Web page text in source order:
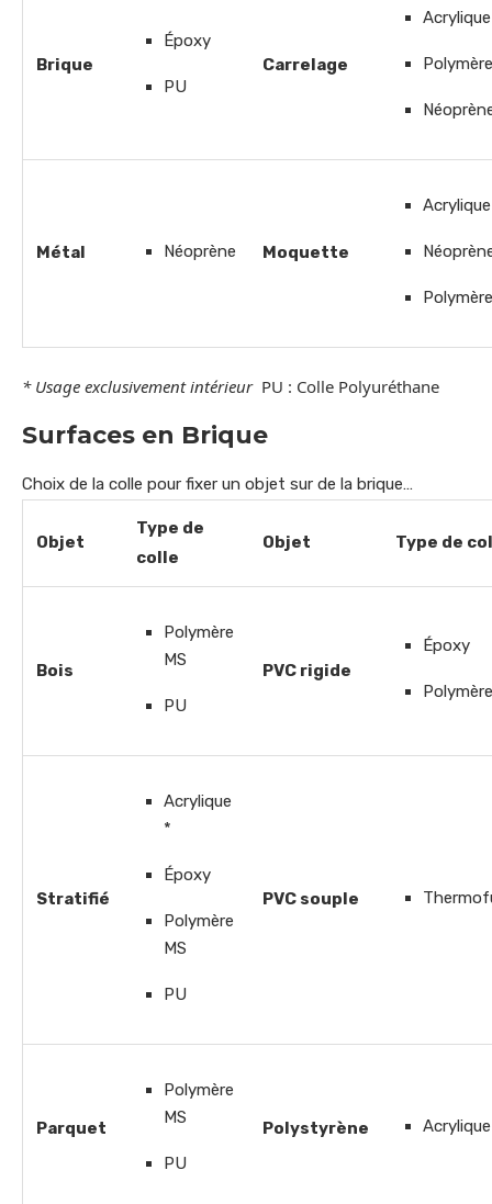
Brique
Époxy
PU
Carrelage
Acrylique
Métal Néoprène Moquette
Acrylique
* Usage exclusivement intérieur PU : Colle Polyuréthane
Surfaces en Brique
Choix de la colle pour fixer un objet sur de la brique…
Objet
Type de
colle
Objet Type de
Bois
Polymère
MS
PU
PVC rigide
Époxy
Stratifié
Acrylique
*
Époxy
Polymère
MS
PU
PVC souple
Parquet
Polymère
MS
PU
Polystyrène Acrylique